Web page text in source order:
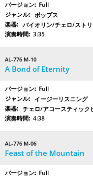
Full
ポップス
バイオリン/チェロ/スト
3:35
AL-776 M-10
A Bond of Eternity
Full
イージーリスニング
チェロ/アコースティッ
4:38
AL-776 M-06
Feast of the Mountain
Full